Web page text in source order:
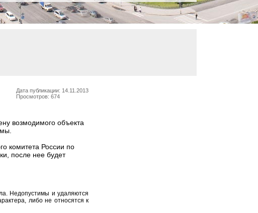
Дата публикации: 14.11.2013
Просмотров: 674
возмодимого объекта
комитета России по
после нее будет
Недопустимы и удаляются
либо не относятся к